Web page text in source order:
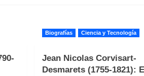
Biografías Ciencia y Tecnología
Jean Nicolas Corvisart-
Desmarets (1755-1821):